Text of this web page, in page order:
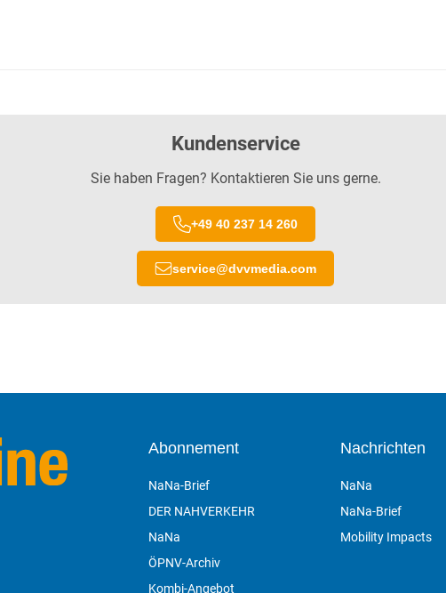
Kundenservice
Sie haben Fragen? Kontaktieren Sie uns gerne.
+49 40 237 14 260
service@dvvmedia.com
Abonnement
NaNa-Brief
DER NAHVERKEHR
NaNa
ÖPNV-Archiv
Kombi-Angebot
Nachrichten
NaNa
NaNa-Brief
Mobility Impacts